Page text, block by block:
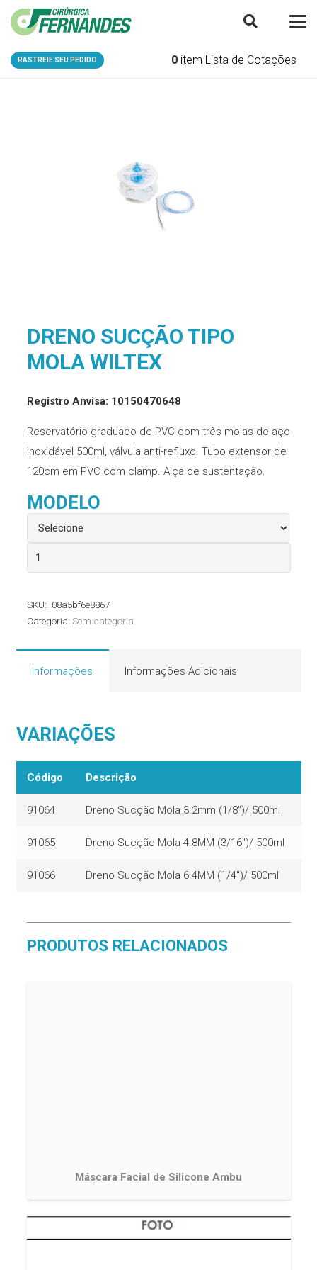
RASTREIE SEU PEDIDO 0 item Lista de Cotações
DRENO SUCÇÃO TIPO
MOLA WILTEX
Registro Anvisa: 10150470648
Reservatório graduado de PVC com três molas de aço
inoxidável 500ml, válvula anti-refluxo. Tubo extensor de
120cm em PVC com clamp. Alça de sustentação.
MODELO
Dreno
Sucção
Mola
quantidade
SKU: 08a5bf6e8867
Categoria: Sem categoria
Informações Informações Adicionais
VARIAÇÕES
Código Descrição
91064 Dreno Sucção Mola 3.2mm (1/8″)/ 500ml
91065 Dreno Sucção Mola 4.8MM (3/16″)/ 500ml
91066 Dreno Sucção Mola 6.4MM (1/4″)/ 500ml
PRODUTOS RELACIONADOS
Máscara Facial de Silicone Ambu